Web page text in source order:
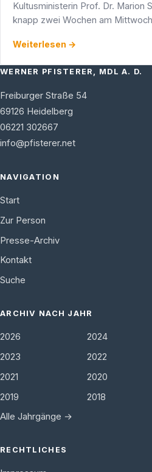
Kultusministerin Prof. Dr. Marion
knapp zwei Wochen am
Werner …
Weiterlesen →
WERNER PFISTERER, MDL A. D.
Freiburger Straße 54
69126 Heidelberg
06221 302667
info@pfisterer.net
NAVIGATION
Start
Zur Person
Presse-Archiv
Kontakt
Suche
ARCHIV NACH JAHR
2026
2024
2023
2022
2021
2020
2019
2018
Alle Jahrgänge →
RECHTLICHES